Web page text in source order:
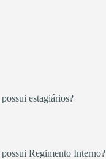
estagiários?
Regimento Interno?